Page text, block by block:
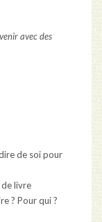
avec des
de soi pour
livre
? Pour qui ?